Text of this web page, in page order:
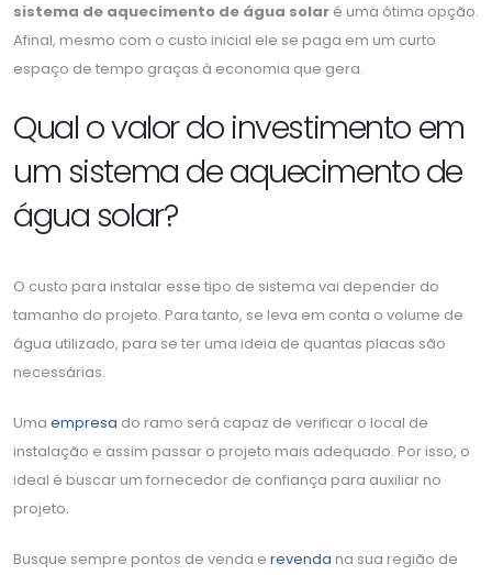
sistema de aquecimento de água solar é uma ótima opção.
Afinal, mesmo com o custo inicial ele se paga em um curto
espaço de tempo graças à economia que gera.
Qual o valor do investimento em
um sistema de aquecimento de
água solar?
O custo para instalar esse tipo de sistema vai depender do
tamanho do projeto. Para tanto, se leva em conta o volume de
água utilizado, para se ter uma ideia de quantas placas são
necessárias.
Uma empresa do ramo será capaz de verificar o local de
instalação e assim passar o projeto mais adequado. Por isso, o
ideal é buscar um fornecedor de confiança para auxiliar no
projeto.
Busque sempre pontos de venda e revenda na sua região de